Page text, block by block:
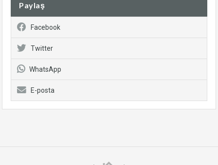
Paylaş
Facebook
Twitter
WhatsApp
E-posta